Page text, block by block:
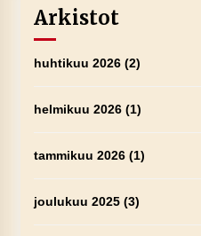
Arkistot
huhtikuu 2026(2)
helmikuu 2026(1)
tammikuu 2026(1)
joulukuu 2025(3)